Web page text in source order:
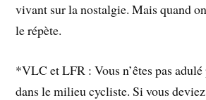
vivant sur la nostalgie. Mais quand
le répète.
*VLC et LFR : Vous n’êtes pas
dans le milieu cycliste. Si vous